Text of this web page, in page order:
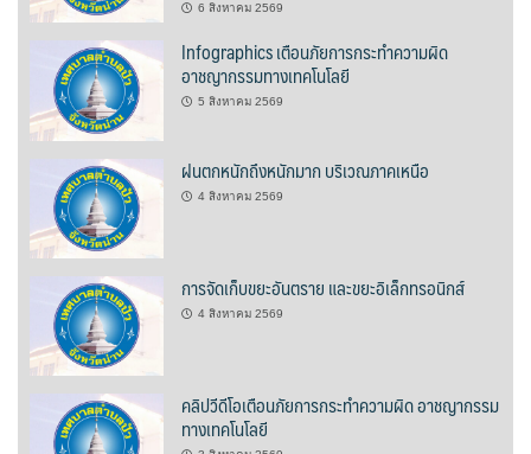
ปวินท์ศิลป์แกลอรี่แอนด์รีสอร์ท
ปัว พาโนราม่า รีสอร์ท
ปัวตรึงใจ๋ รีสอร์ท
ปัวนาน่านแคมป์ปิ้ง
ปัวพัตรา โฮเทล
ปัวพาราไดซ์เพลส
ปัวสบายรีสอร์ท
ปัวเดอวิว บูติค รีสอร์ท
6 สิงหาคม 2569
Infographics เตือนภัยการกระทำความผิด
อาชญากรรมทางเทคโนโลยี
5 สิงหาคม 2569
ฝนตกหนักถึงหนักมาก บริเวณภาคเหนือ
4 สิงหาคม 2569
การจัดเก็บขยะอันตราย และขยะอิเล็กทรอนิกส์
4 สิงหาคม 2569
คลิปวีดีโอเตือนภัยการกระทำความผิด อาชญากรรม
ทางเทคโนโลยี